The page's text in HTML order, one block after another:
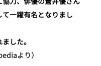
一躍有名となりまし
した。
より）